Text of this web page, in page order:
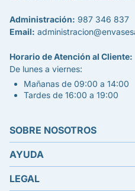
Administración: 987 346 837
Email:
Horario de Atención al Cliente:
De lunes a viernes:
Mañanas de 09:00 a 14:00
Tardes de 16:00 a 19:00
SOBRE NOSOTROS
AYUDA
LEGAL